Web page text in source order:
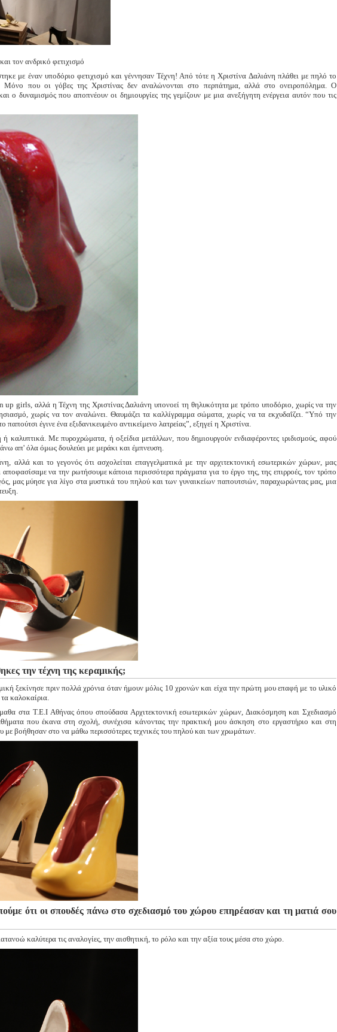
τον ανδρικό φετιχισμό
με έναν υποδόριο φετιχισμό και γέννησαν Τέχνη! Από τότε η Χριστίνα Δαλιάνη πλάθει με πηλό το
Μόνο που οι γόβες της Χριστίνας δεν αναλώνονται στο περπάτημα, αλλά στο ονειροπόλημα. Ο
ο δυναμισμός που αποπνέουν οι δημιουργίες της γεμίζουν με μια ανεξήγητη ενέργεια αυτόν που τις
girls, αλλά η Τέχνη της Χριστίνας Δαλιάνη υπονοεί τη θηλυκότητα με τρόπο υποδόριο, χωρίς να την
χωρίς να τον αναλώνει. Θαυμάζει τα καλλίγραμμα σώματα, χωρίς να τα εκχυδαΐζει. “Υπό την
παπούτσι έγινε ένα εξιδανικευμένο αντικείμενο λατρείας”, εξηγεί η Χριστίνα.
καλυπτικά. Με πυροχρώματα, ή οξείδια μετάλλων, που δημιουργούν ενδιαφέροντες ιριδισμούς, αφού
απ' όλα όμως δουλεύει με μεράκι και έμπνευση.
αλλά και το γεγονός ότι ασχολείται επαγγελματικά με την αρχιτεκτονική εσωτερικών χώρων, μας
αποφασίσαμε να την ρωτήσουμε κάποια περισσότερα πράγματα για το έργο της, της επιρροές, τον τρόπο
μας μύησε για λίγο στα μυστικά του πηλού και των γυναικείων παπουτσιών, παραχωρώντας μας, μια
την τέχνη της κεραμικής;
ξεκίνησε πριν πολλά χρόνια όταν ήμουν μόλις 10 χρονών και είχα την πρώτη μου επαφή με το υλικό
καλοκαίρια.
στα Τ.Ε.Ι Αθήνας όπου σπούδασα Αρχιτεκτονική εσωτερικών χώρων, Διακόσμηση και Σχεδιασμό
που έκανα στη σχολή, συνέχισα κάνοντας την πρακτική μου άσκηση στο εργαστήριο και στη
με βοήθησαν στο να μάθω περισσότερες τεχνικές του πηλού και των χρωμάτων.
ότι οι σπουδές πάνω στο σχεδιασμό του χώρου επηρέασαν και τη ματιά σου
καλύτερα τις αναλογίες, την αισθητική, το ρόλο και την αξία τους μέσα στο χώρο.